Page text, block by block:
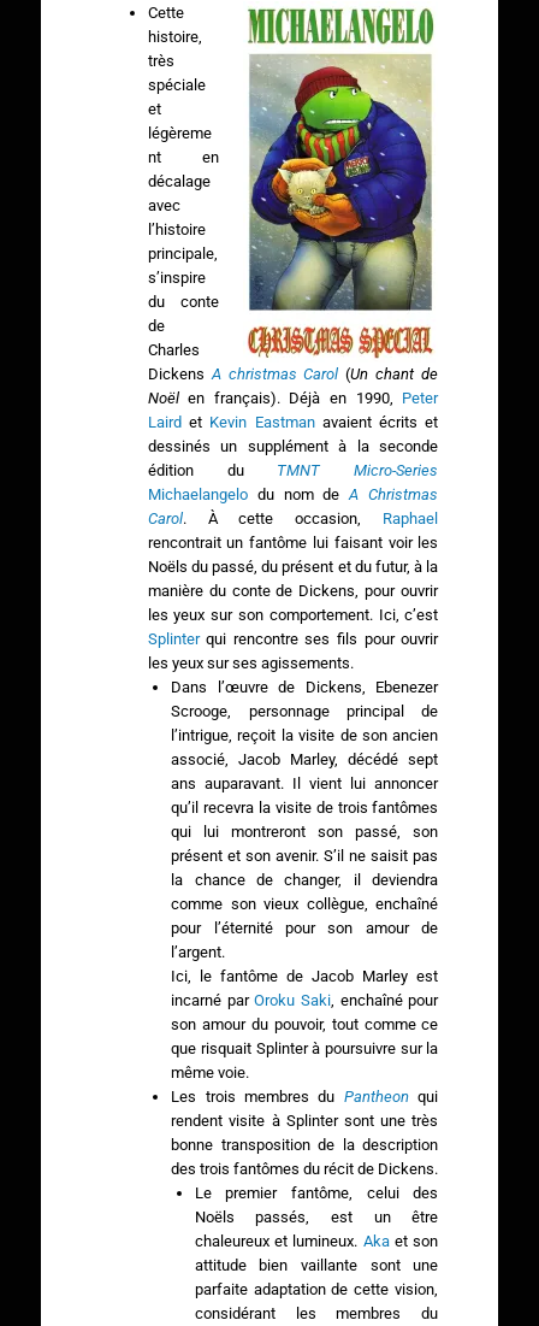
Cette
histoire,
très
spéciale
et
légèreme
nt en
décalage
avec
l’histoire
principale,
s’inspire
du conte
de
Charles
Dickens A christmas Carol (Un chant de
Noëlen français). Déjà en 1990, Peter
Laird et Kevin Eastmanavaient écrits et
dessinés un supplément à la seconde
édition du TMNT Micro-Series
Michaelangelodu nom deA Christmas
Carol. À cette occasion, Raphael
rencontrait un fantôme lui faisant voir les
Noëls du passé, du présent et du futur, à la
manière du conte de Dickens, pour ouvrir
les yeux sur son comportement. Ici, c’est
Splinterqui rencontre ses fils pour ouvrir
les yeux sur ses agissements.
Dans l’œuvre de Dickens, Ebenezer
Scrooge, personnage principal de
l’intrigue, reçoit la visite de son ancien
associé, Jacob Marley, décédé sept
ans auparavant. Il vient lui annoncer
qu’il recevra la visite de trois fantômes
qui lui montreront son passé, son
présent et son avenir. S’il ne saisit pas
la chance de changer, il deviendra
comme son vieux collègue, enchaîné
pour l’éternité pour son amour de
l’argent.
Ici, le fantôme de Jacob Marley est
incarné parOroku Saki , enchaîné pour
son amour du pouvoir, tout comme ce
que risquait Splinter à poursuivre sur la
même voie.
Les trois membres du Pantheonqui
rendent visite à Splinter sont une très
bonne transposition de la description
des trois fantômes du récit de Dickens.
Le premier fantôme, celui des
Noëls passés, est un être
chaleureux et lumineux. Akaet son
attitude bien vaillante sont une
parfaite adaptation de cette vision,
considérant les membres du